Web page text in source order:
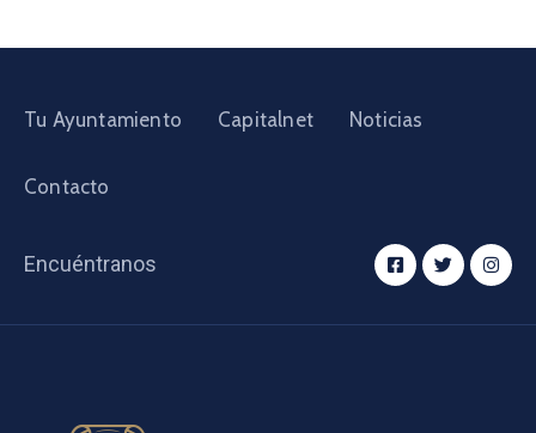
Tu Ayuntamiento Capitalnet Noticias
Contacto
Encuéntranos